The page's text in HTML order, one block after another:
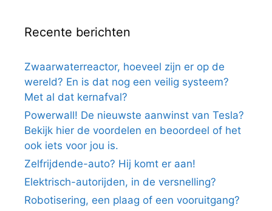
Recente berichten
Zwaarwaterreactor, hoeveel zijn er op de
wereld? En is dat nog een veilig systeem?
Met al dat kernafval?
Powerwall! De nieuwste aanwinst van Tesla?
Bekijk hier de voordelen en beoordeel of het
ook iets voor jou is.
Zelfrijdende-auto? Hij komt er aan!
Elektrisch-autorijden, in de versnelling?
Robotisering, een plaag of een vooruitgang?